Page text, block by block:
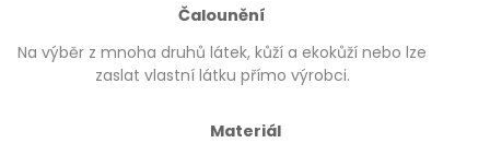
Čalounění
Na výběr z mnoha druhů látek, kůží a ekokůží nebo lze
zaslat vlastní látku přímo výrobci.
Materiál